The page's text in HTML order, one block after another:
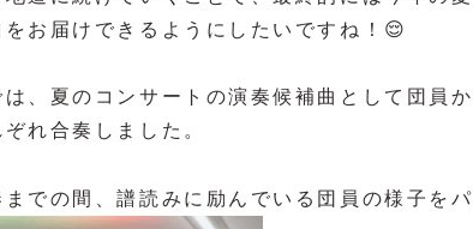
お届けできるようにしたいですね！😌
、夏のコンサートの演奏候補曲として団員
れ合奏しました。
での間、譜読みに励んでいる団員の様子を